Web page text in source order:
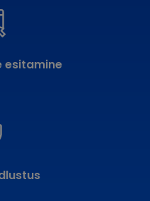
esitamine